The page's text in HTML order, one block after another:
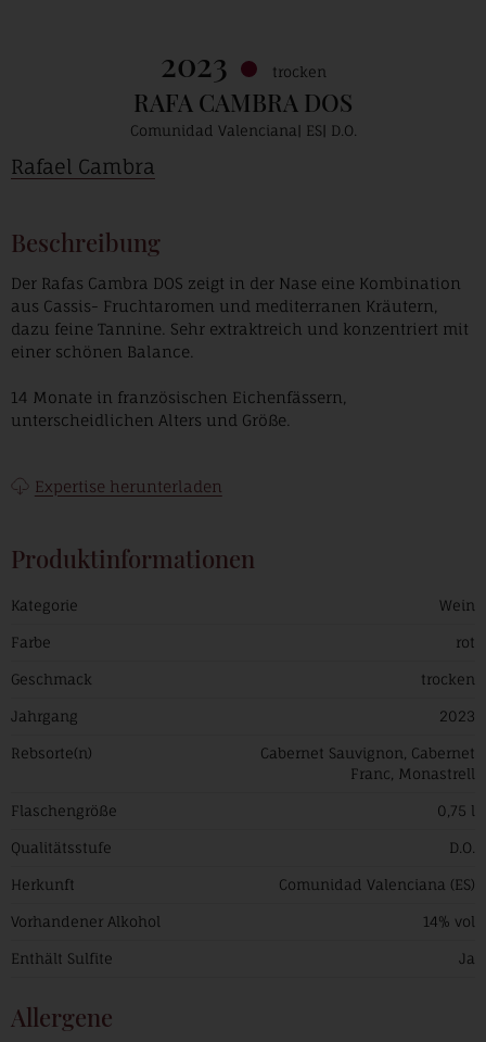
2023 trocken
RAFA CAMBRA DOS
Comunidad Valenciana ES D.O.
Rafael Cambra
Beschreibung
Der Rafas Cambra DOS zeigt in der Nase eine Kombination
aus Cassis- Fruchtaromen und mediterranen Kräutern,
dazu feine Tannine. Sehr extraktreich und konzentriert mit
einer schönen Balance.
14 Monate in französischen Eichenfässern,
unterscheidlichen Alters und Größe.
Expertise herunterladen
Produktinformationen
Kategorie Wein
Farbe rot
Geschmack trocken
Jahrgang 2023
Rebsorte(n)
Cabernet Sauvignon, Cabernet
Franc, Monastrell
Flaschengröße 0,75 l
Qualitätsstufe D.O.
Herkunft Comunidad Valenciana (ES)
Vorhandener Alkohol 14% vol
Enthält Sulfite Ja
Allergene